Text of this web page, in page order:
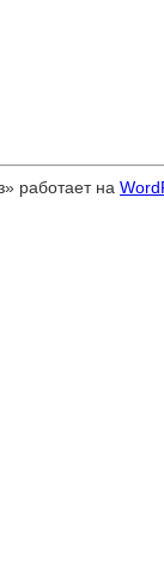
работает на